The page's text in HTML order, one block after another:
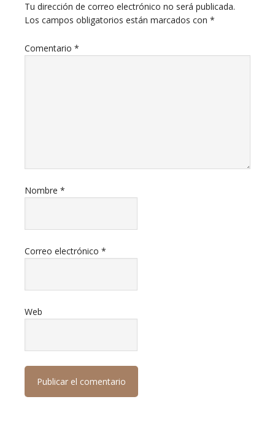
Tu dirección de correo electrónico no será publicada.
Los campos obligatorios están marcados con *
Comentario *
Nombre *
Correo electrónico *
Web